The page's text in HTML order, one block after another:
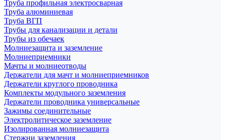
Труба профильная электросварная
Труба алюминиевая
Труба ВГП
Трубы для канализации и детали
Трубы из обечаек
Молниезащита и заземление
Молниеприемники
Мачты и молниеотводы
Держатели для мачт и молниеприемников
Держатели круглого проводника
Комплекты модульного заземления
Держатели проводника универсальные
Зажимы соединительные
Электролитическое заземление
Изолированная молниезащита
Стержни заземления